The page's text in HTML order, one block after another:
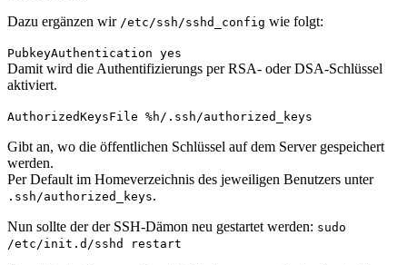
Dazu ergänzen wir /etc/ssh/sshd_config wie folgt:
PubkeyAuthentication yes
Damit wird die Authentifizierungs per RSA- oder DSA-Schlüssel
aktiviert.
AuthorizedKeysFile %h/.ssh/authorized_keys
Gibt an, wo die öffentlichen Schlüssel auf dem Server gespeichert
werden.
Per Default im Homeverzeichnis des jeweiligen Benutzers unter
.ssh/authorized_keys.
Nun sollte der der SSH-Dämon neu gestartet werden: sudo
/etc/init.d/sshd restart